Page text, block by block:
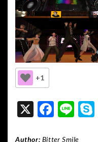
+1
X
F
Li
Author: Bitter Smile